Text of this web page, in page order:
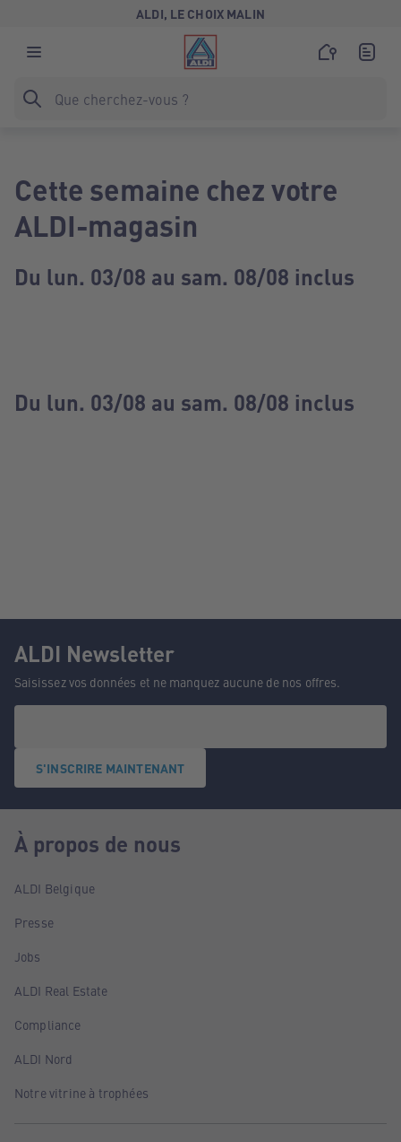
ALDI, LE CHOIX MALIN
Cette semaine chez votre
ALDI-magasin
Du lun. 03/08 au sam. 08/08 inclus
Du lun. 03/08 au sam. 08/08 inclus
ALDI Newsletter
Saisissez vos données et ne manquez aucune de nos offres.
S'INSCRIRE MAINTENANT
À propos de nous
ALDI Belgique
Presse
Jobs
ALDI Real Estate
Compliance
ALDI Nord
Notre vitrine à trophées